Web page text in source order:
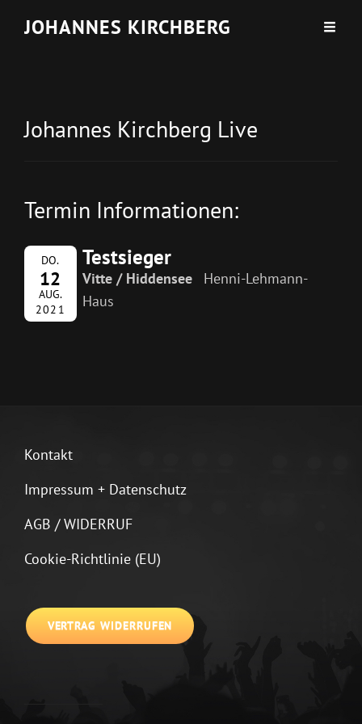
JOHANNES KIRCHBERG
Johannes Kirchberg Live
Termin Informationen:
DO.
12
AUG.
2021
Testsieger
Vitte / Hiddensee
Henni-Lehmann-
Haus
Kontakt
Impressum + Datenschutz
AGB / WIDERRUF
Cookie-Richtlinie (EU)
VERTRAG WIDERRUFEN